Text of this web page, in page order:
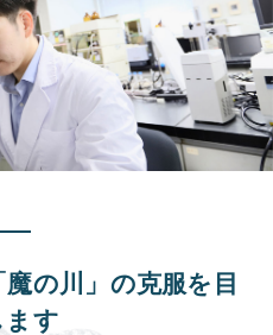
の川」の克服を目
ます